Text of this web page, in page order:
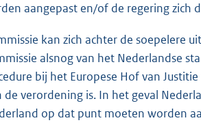
aangepast en/of de regering zich
kan zich achter de soepelere
alsnog van het Nederlandse
bij het Europese Hof van
verordening is. In het geval
op dat punt moeten worden